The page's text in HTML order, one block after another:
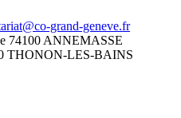
grand-geneve.fr
74100 ANNEMASSE
THONON-LES-BAINS